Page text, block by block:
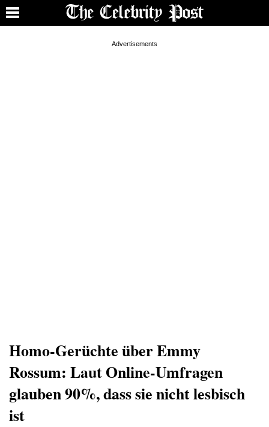
Homo-Gerüchte über Emmy
Rossum: Laut Online-Umfragen
glauben 90%, dass sie nicht lesbisch
ist